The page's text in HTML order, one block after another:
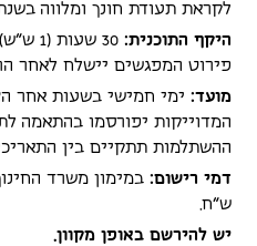
לקראת תעודת חונך ומלווה
היקף התוכנית:
פירוט המפגשים יישלח לאחר
מועד: ימי חמישי בשעות אחר
המדוייקות יפורסמו בהתאמה
ההשתלמות תתקיים בין התאריכים: 24.4.25 –
דמי רישום:
ש"ח.
יש להירשם באופן מקוון.